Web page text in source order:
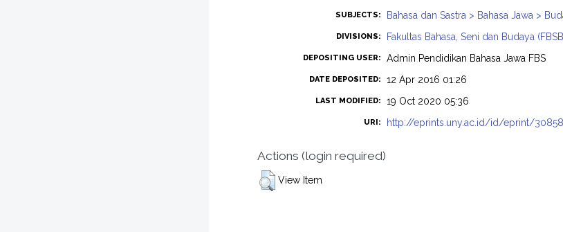
SUBJECTS: Bahasa dan Sastra > Bahasa Jawa >
DIVISIONS: Fakultas Bahasa, Seni dan Budaya
DEPOSITING USER: Admin Pendidikan Bahasa Jawa FBS
DATE DEPOSITED: 12 Apr 2016 01:26
LAST MODIFIED: 19 Oct 2020 05:36
URI: http://eprints.uny.ac.id/id/eprint/30858
Actions (login required)
View Item